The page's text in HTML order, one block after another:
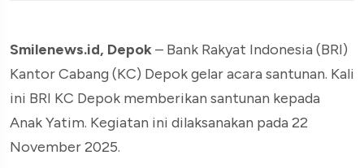
Smilenews.id, Depok– Bank Rakyat Indonesia (BRI)
Kantor Cabang (KC) Depok gelar acara santunan. Kali
ini BRI KC Depok memberikan santunan kepada
Anak Yatim. Kegiatan ini dilaksanakan pada 22
November 2025.